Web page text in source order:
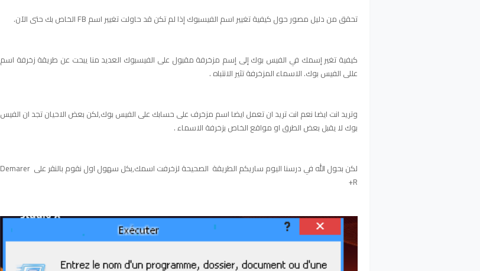
تحقق من دليل مصور حول كيفية تغيير اسم الفيسبوك إذا لم تكن قد حاولت تغيير اسم FB الخاص بك حتى الآن.
كيفية تغير إسمك في الفيس بوك إلى إسم مزخرفة مقبول على الفيسبوك العديد منا يبحت عن طريقة زخرفة اسم
عللى الفيس بوك. الاسماء المزخرفة تثير الانتباه .
وتريد انت ايضا نعم انت تريد ان تعمل ايضا اسم مزخرف على حسابك على الفيس بوك,لكن بعض الاحيان تجد ان الفيس
بوك لا يقبل بعض الطرق او مواقع الخاص بزخرفة الاسماء .
لكن بحول الله في درسنا اليوم ساريكم الطريقة الصحيحة لزخرفت اسمك,بكل سهول اول نقوم بالنقر على Demarer
+R